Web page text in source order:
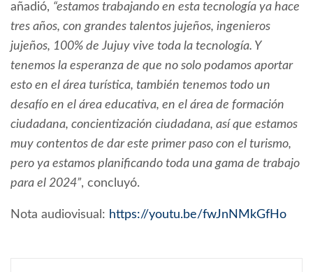
añadió, “estamos trabajando en esta tecnología ya hace
tres años, con grandes talentos jujeños, ingenieros
jujeños, 100% de Jujuy vive toda la tecnología. Y
tenemos la esperanza de que no solo podamos aportar
esto en el área turística, también tenemos todo un
desafío en el área educativa, en el área de formación
ciudadana, concientización ciudadana, así que estamos
muy contentos de dar este primer paso con el turismo,
pero ya estamos planificando toda una gama de trabajo
para el 2024”, concluyó.
Nota audiovisual: https://youtu.be/fwJnNMkGfHo